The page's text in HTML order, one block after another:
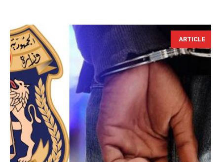
ARTICLE